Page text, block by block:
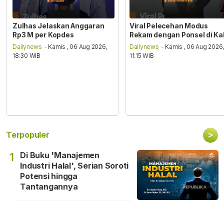
Zulhas Jelaskan Anggaran
Rp3 M per Kopdes
Dailynews - Kamis , 06 Aug 2026,
18:30 WIB
Viral Pelecehan Modus
Rekam dengan Ponsel di
Dailynews - Kamis , 06 Aug 2026,
11:15 WIB
Terpopuler >
1
Di Buku 'Manajemen
Industri Halal', Serian Soroti
Potensi hingga
Tantangannya